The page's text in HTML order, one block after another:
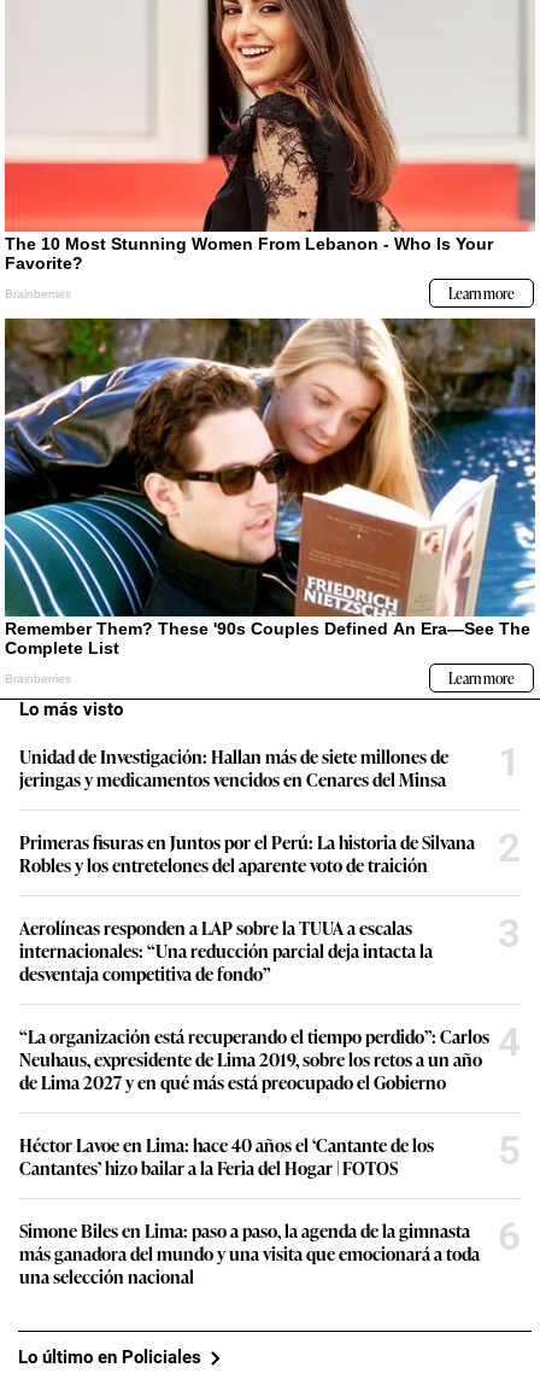
Lo más visto
Unidad de Investigación: Hallan más de siete millones de
jeringas y medicamentos vencidos en Cenares del Minsa
1
Primeras fisuras en Juntos por el Perú: La historia de Silvana
Robles y los entretelones del aparente voto de traición
2
Aerolíneas responden a LAP sobre la TUUA a escalas
internacionales: “Una reducción parcial deja intacta la
desventaja competitiva de fondo”
3
“La organización está recuperando el tiempo perdido”: Carlos
Neuhaus, expresidente de Lima 2019, sobre los retos a un año
de Lima 2027 y en qué más está preocupado el Gobierno
4
Héctor Lavoe en Lima: hace 40 años el ‘Cantante de los
Cantantes’ hizo bailar a la Feria del Hogar | FOTOS
5
Simone Biles en Lima: paso a paso, la agenda de la gimnasta
más ganadora del mundo y una visita que emocionará a toda
una selección nacional
6
Lo último en Policiales